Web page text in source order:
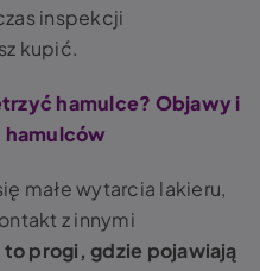
inspekcji
kupić.
hamulce? Objawy i
małe wytarcia lakieru,
z innymi
to progi, gdzie pojawiają